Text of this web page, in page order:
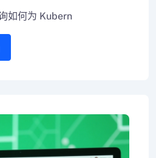
如何为 Kubern